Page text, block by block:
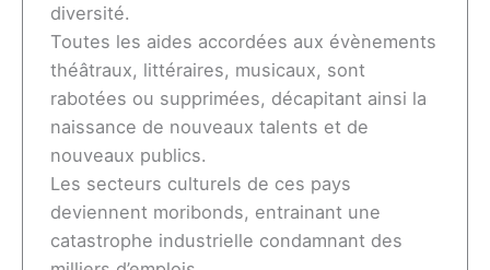
diversité.
Toutes les aides accordées aux évènements
théâtraux, littéraires, musicaux, sont
rabotées ou supprimées, décapitant ainsi la
naissance de nouveaux talents et de
nouveaux publics.
Les secteurs culturels de ces pays
deviennent moribonds, entrainant une
catastrophe industrielle condamnant des